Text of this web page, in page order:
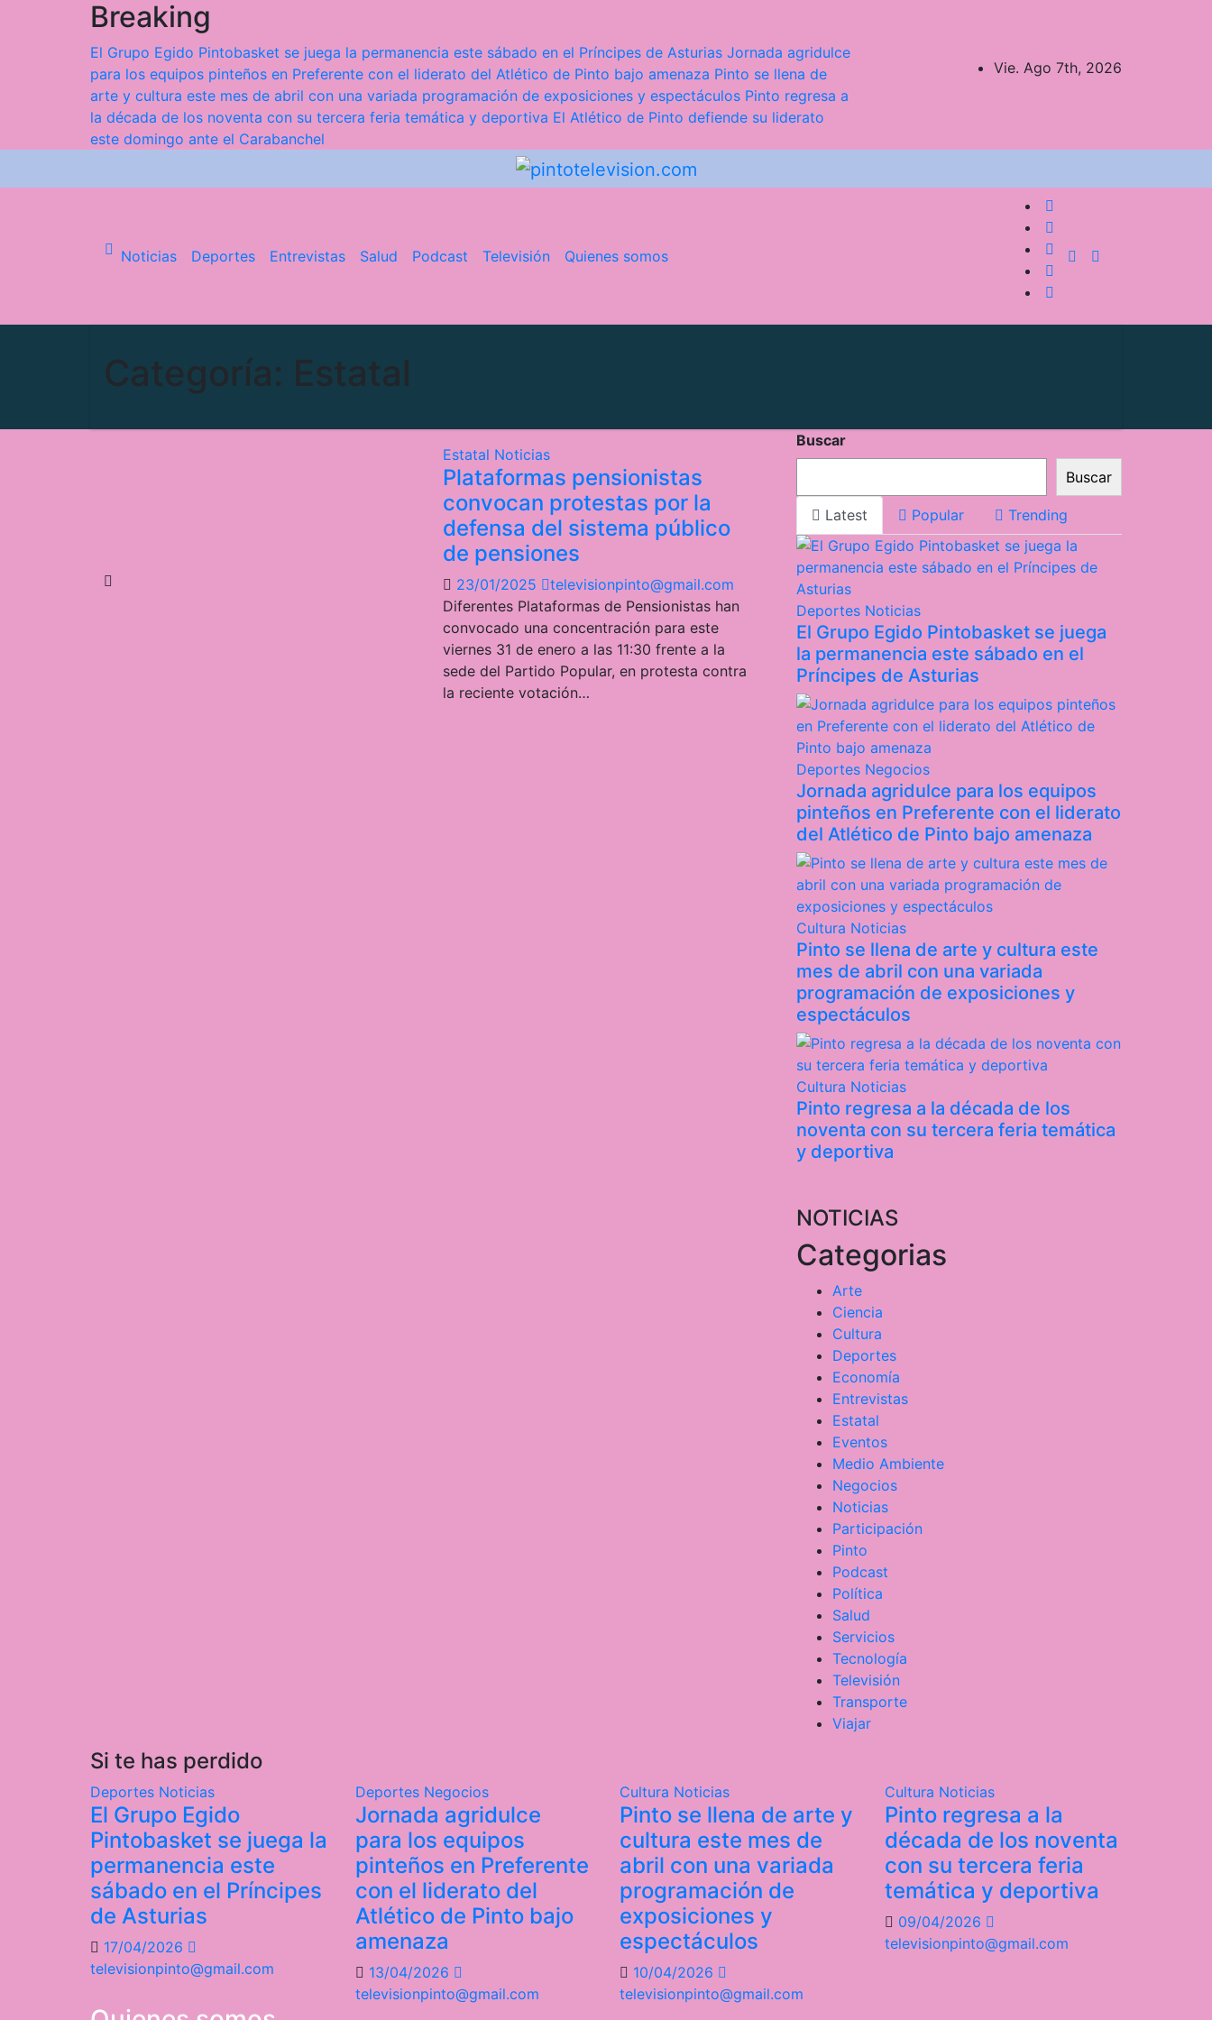
Breaking
El Grupo Egido Pintobasket se juega la permanencia este sábado en el Príncipes de Asturias Jornada agridulce
para los equipos pinteños en Preferente con el liderato del Atlético de Pinto bajo amenaza Pinto se llena de
arte y cultura este mes de abril con una variada programación de exposiciones y espectáculos Pinto regresa a
la década de los noventa con su tercera feria temática y deportiva El Atlético de Pinto defiende su liderato
este domingo ante el Carabanchel
Vie. Ago 7th, 2026
Noticias Deportes Entrevistas Salud Podcast Televisión Quienes somos
Categoría: Estatal
Estatal Noticias
Plataformas pensionistas
convocan protestas por la
defensa del sistema público
de pensiones
23/01/2025
televisionpinto@gmail.com
Diferentes Plataformas de Pensionistas han
convocado una concentración para este
viernes 31 de enero a las 11:30 frente a la
sede del Partido Popular, en protesta contra
la reciente votación…
Buscar
Buscar
Latest Popular Trending
Deportes Noticias
El Grupo Egido Pintobasket se juega
la permanencia este sábado en el
Príncipes de Asturias
Deportes Negocios
Jornada agridulce para los equipos
pinteños en Preferente con el liderato
del Atlético de Pinto bajo amenaza
Cultura Noticias
Pinto se llena de arte y cultura este
mes de abril con una variada
programación de exposiciones y
espectáculos
Cultura Noticias
Pinto regresa a la década de los
noventa con su tercera feria temática
y deportiva
NOTICIAS
Categorias
Arte
Ciencia
Cultura
Deportes
Economía
Entrevistas
Estatal
Eventos
Medio Ambiente
Negocios
Noticias
Participación
Pinto
Podcast
Política
Salud
Servicios
Tecnología
Televisión
Transporte
Viajar
Si te has perdido
Deportes Noticias
El Grupo Egido
Pintobasket se juega la
permanencia este
sábado en el Príncipes
de Asturias
17/04/2026
televisionpinto@gmail.com
Deportes Negocios
Jornada agridulce
para los equipos
pinteños en Preferente
con el liderato del
Atlético de Pinto bajo
amenaza
13/04/2026
televisionpinto@gmail.com
Cultura Noticias
Pinto se llena de arte y
cultura este mes de
abril con una variada
programación de
exposiciones y
espectáculos
10/04/2026
televisionpinto@gmail.com
Cultura Noticias
Pinto regresa a la
década de los noventa
con su tercera feria
temática y deportiva
09/04/2026
televisionpinto@gmail.com